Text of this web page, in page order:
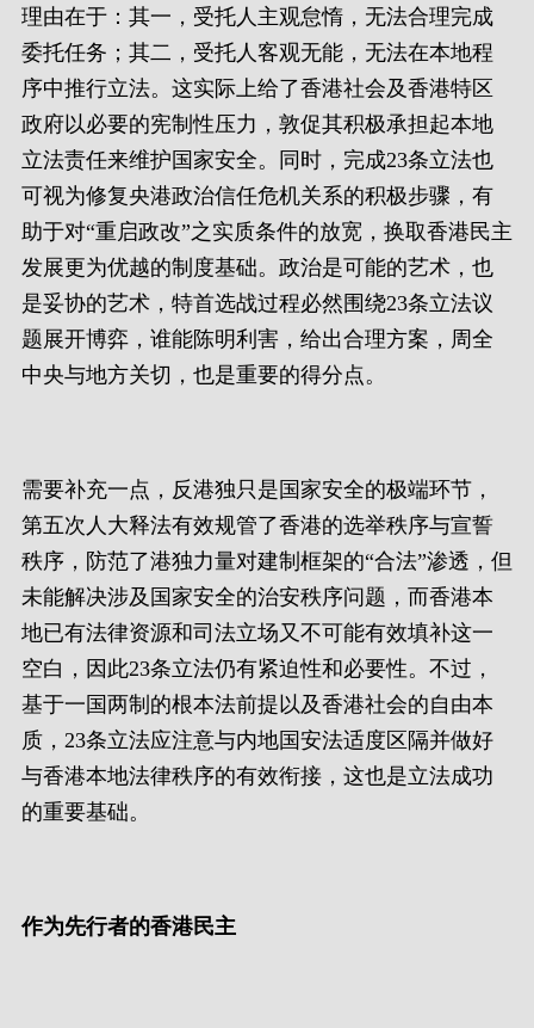
理由在于：其一，受托人主观怠惰，无法合理完成
委托任务；其二，受托人客观无能，无法在本地程
序中推行立法。这实际上给了香港社会及香港特区
政府以必要的宪制性压力，敦促其积极承担起本地
立法责任来维护国家安全。同时，完成23条立法也
可视为修复央港政治信任危机关系的积极步骤，有
助于对“重启政改”之实质条件的放宽，换取香港民主
发展更为优越的制度基础。政治是可能的艺术，也
是妥协的艺术，特首选战过程必然围绕23条立法议
题展开博弈，谁能陈明利害，给出合理方案，周全
中央与地方关切，也是重要的得分点。
需要补充一点，反港独只是国家安全的极端环节，
第五次人大释法有效规管了香港的选举秩序与宣誓
秩序，防范了港独力量对建制框架的“合法”渗透，但
未能解决涉及国家安全的治安秩序问题，而香港本
地已有法律资源和司法立场又不可能有效填补这一
空白，因此23条立法仍有紧迫性和必要性。不过，
基于一国两制的根本法前提以及香港社会的自由本
质，23条立法应注意与内地国安法适度区隔并做好
与香港本地法律秩序的有效衔接，这也是立法成功
的重要基础。
作为先行者的香港民主